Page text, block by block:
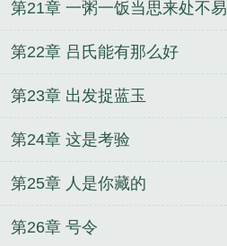
第21章 一粥一饭当思来处不易
第22章 吕氏能有那么好
第23章 出发捉蓝玉
第24章 这是考验
第25章 人是你藏的
第26章 号令